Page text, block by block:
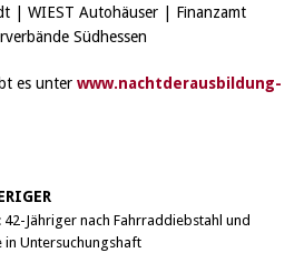
| WIEST Autohäuser | Finanzamt
Südhessen
es unter www.nachtderausbildung-
42-Jähriger nach Fahrraddiebstahl und
in Untersuchungshaft